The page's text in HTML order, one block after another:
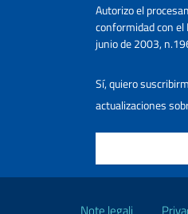
Autorizo ​​el
conformidad con el
junio de 2003,
Sí, quiero
actualizaciones
Enlaces